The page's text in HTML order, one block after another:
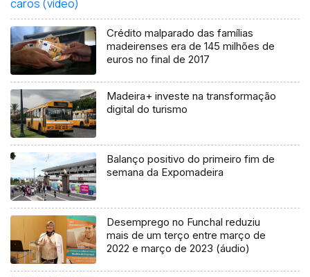
Crédito malparado das famílias
madeirenses era de 145 milhões de
euros no final de 2017
Madeira+ investe na transformação
digital do turismo
Balanço positivo do primeiro fim de
semana da Expomadeira
Desemprego no Funchal reduziu
mais de um terço entre março de
2022 e março de 2023 (áudio)